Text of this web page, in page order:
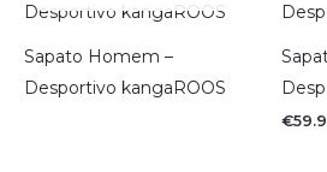
Sapato Homem –
Desportivo kangaROOS
€